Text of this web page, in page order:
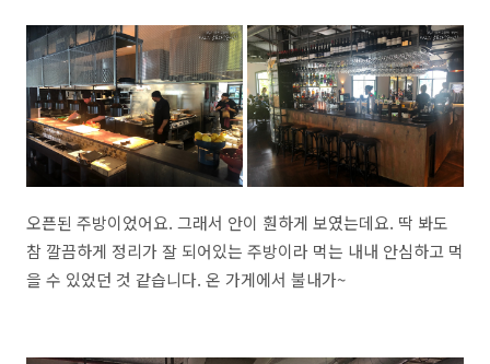
오픈된 주방이었어요. 그래서 안이 훤하게 보였는데요. 딱 봐도
참 깔끔하게 정리가 잘 되어있는 주방이라 먹는 내내 안심하고 먹
을 수 있었던 것 같습니다. 온 가게에서 불내가~